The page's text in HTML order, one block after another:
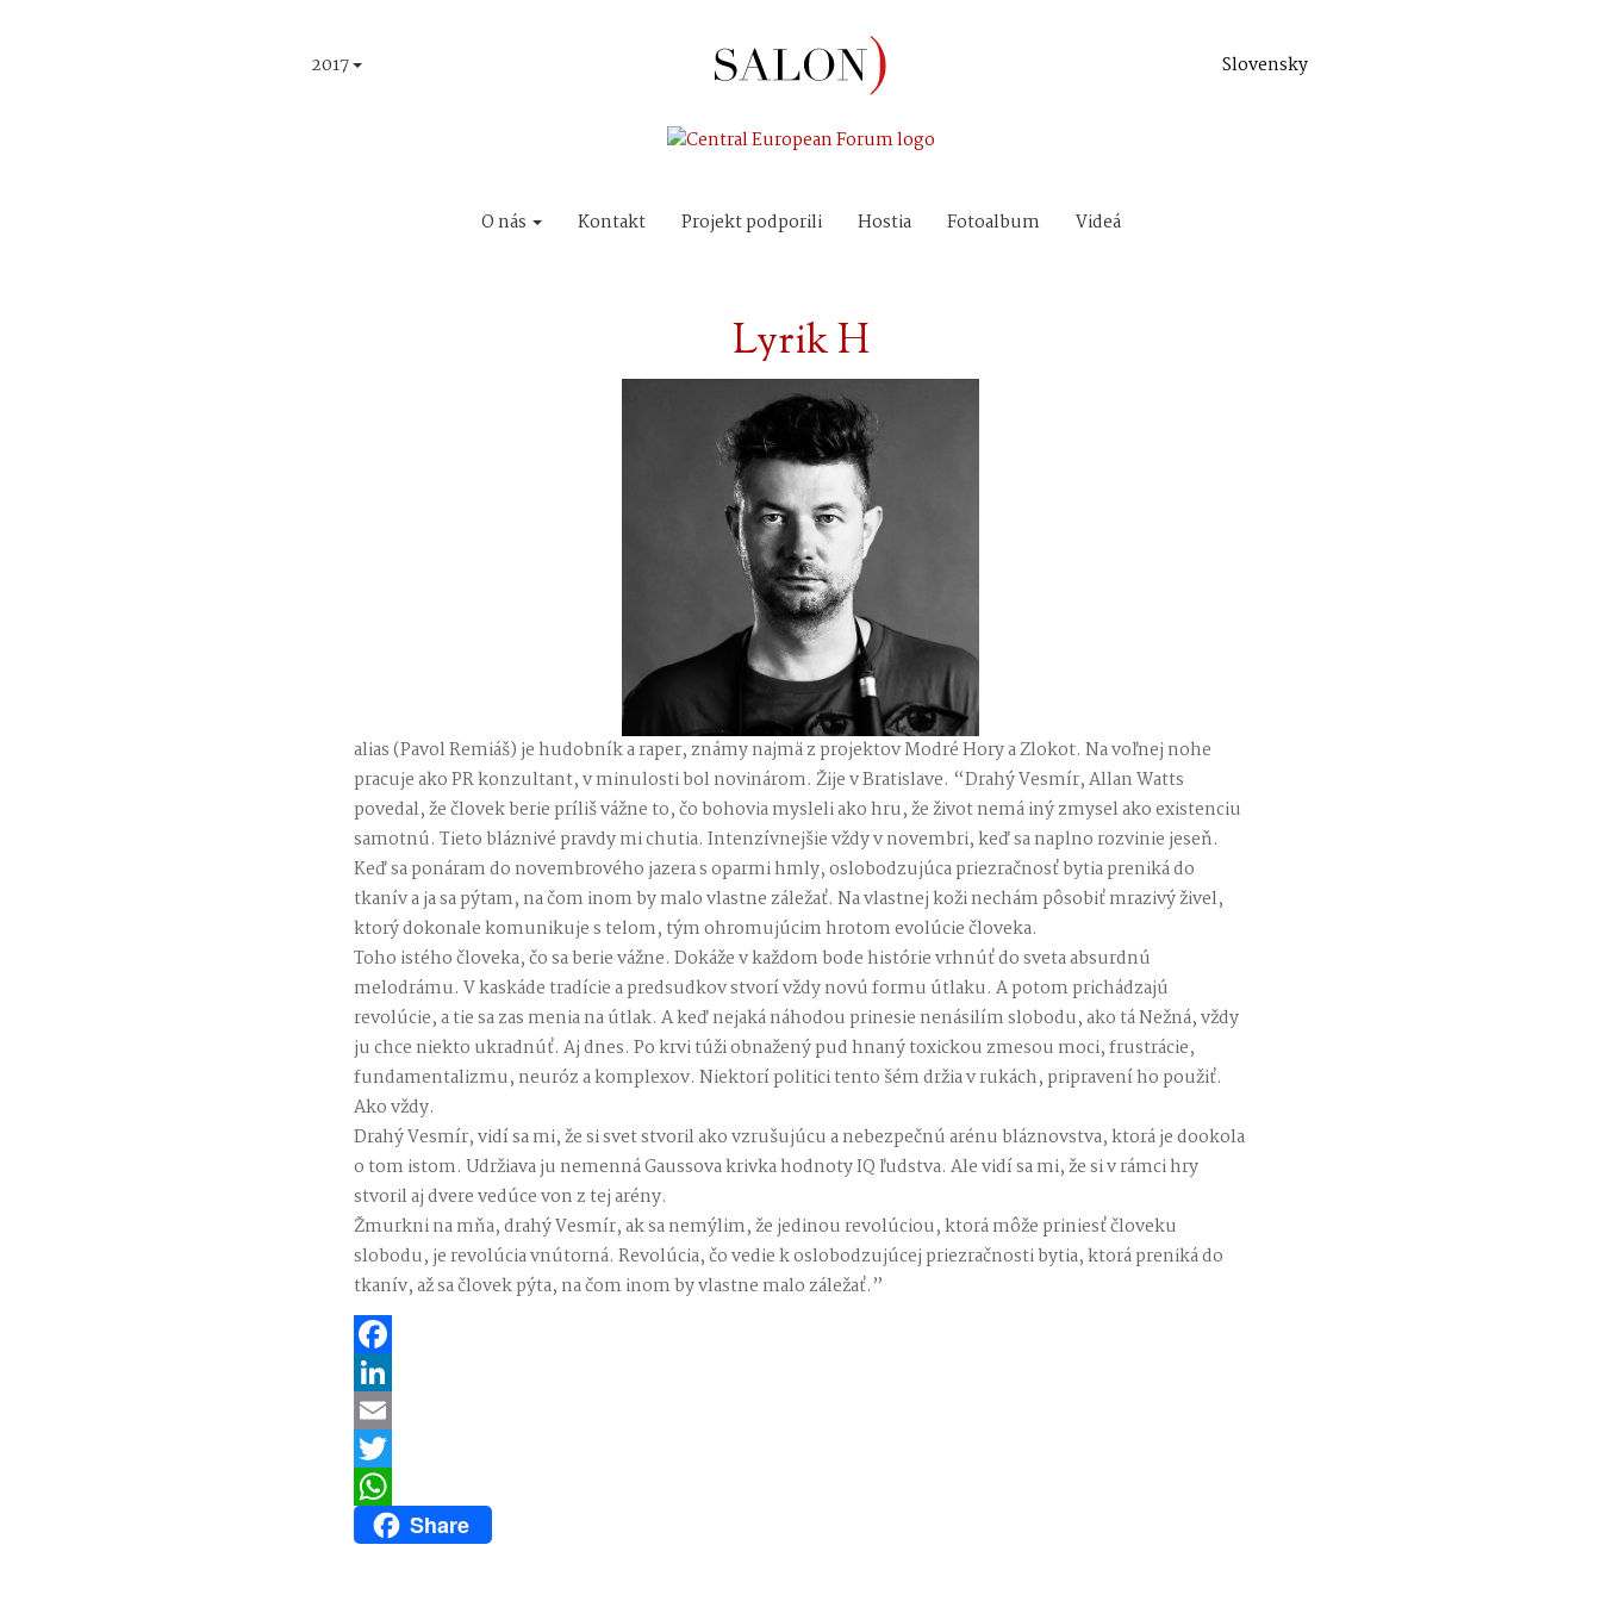
2017 Slovensky
O nás Kontakt Projekt podporili Hostia Fotoalbum Videá
Lyrik H
alias (Pavol Remiáš) je hudobník a raper, známy najmä z projektov Modré Hory a Zlokot. Na voľnej nohe
pracuje ako PR konzultant, v minulosti bol novinárom. Žije v Bratislave. “Drahý Vesmír, Allan Watts
povedal, že človek berie príliš vážne to, čo bohovia mysleli ako hru, že život nemá iný zmysel ako existenciu
samotnú. Tieto bláznivé pravdy mi chutia. Intenzívnejšie vždy v novembri, keď sa naplno rozvinie jeseň.
Keď sa ponáram do novembrového jazera s oparmi hmly, oslobodzujúca priezračnosť bytia preniká do
tkanív a ja sa pýtam, na čom inom by malo vlastne záležať. Na vlastnej koži nechám pôsobiť mrazivý živel,
ktorý dokonale komunikuje s telom, tým ohromujúcim hrotom evolúcie človeka.
Toho istého človeka, čo sa berie vážne. Dokáže v každom bode histórie vrhnúť do sveta absurdnú
melodrámu. V kaskáde tradície a predsudkov stvorí vždy novú formu útlaku. A potom prichádzajú
revolúcie, a tie sa zas menia na útlak. A keď nejaká náhodou prinesie nenásilím slobodu, ako tá Nežná, vždy
ju chce niekto ukradnúť. Aj dnes. Po krvi túži obnažený pud hnaný toxickou zmesou moci, frustrácie,
fundamentalizmu, neuróz a komplexov. Niektorí politici tento šém držia v rukách, pripravení ho použiť.
Ako vždy.
Drahý Vesmír, vidí sa mi, že si svet stvoril ako vzrušujúcu a nebezpečnú arénu bláznovstva, ktorá je dookola
o tom istom. Udržiava ju nemenná Gaussova krivka hodnoty IQ ľudstva. Ale vidí sa mi, že si v rámci hry
stvoril aj dvere vedúce von z tej arény.
Žmurkni na mňa, drahý Vesmír, ak sa nemýlim, že jedinou revolúciou, ktorá môže priniesť človeku
slobodu, je revolúcia vnútorná. Revolúcia, čo vedie k oslobodzujúcej priezračnosti bytia, ktorá preniká do
tkanív, až sa človek pýta, na čom inom by vlastne malo záležať.”
Facebook
LinkedIn
Email
Twitter
WhatsAppShare